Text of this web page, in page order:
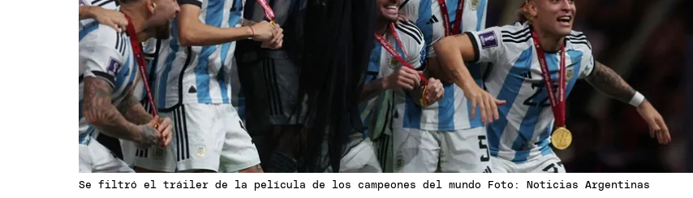
Se filtró el tráiler de la película de los campeones del mundo Foto: Noticias Argentinas